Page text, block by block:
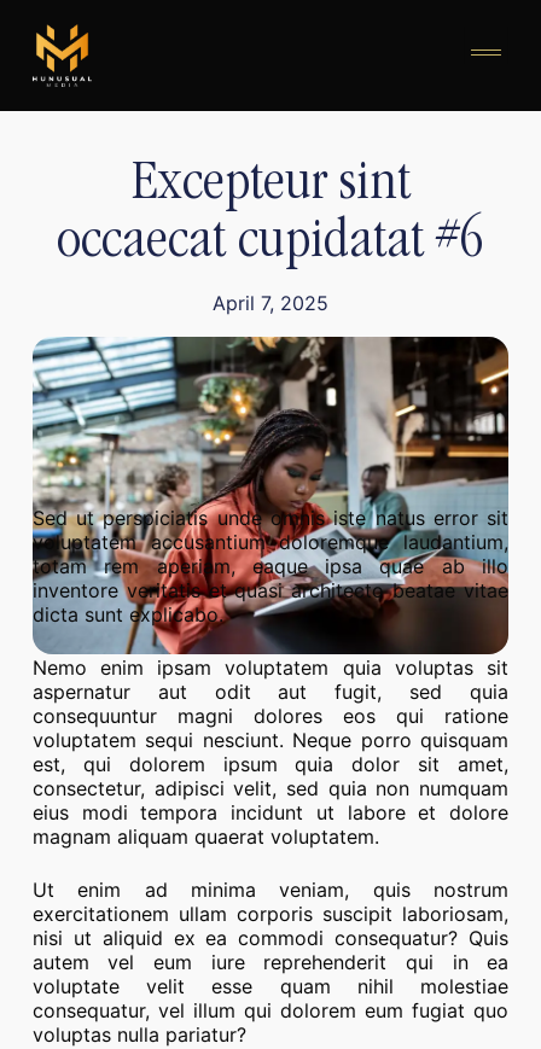
Excepteur sint
occaecat cupidatat #6
April 7, 2025
Sed ut perspiciatis unde omnis iste natus error sit
voluptatem accusantium doloremque laudantium,
totam rem aperiam, eaque ipsa quae ab illo
inventore veritatis et quasi architecto beatae vitae
dicta sunt explicabo.
Nemo enim ipsam voluptatem quia voluptas sit
aspernatur aut odit aut fugit, sed quia
consequuntur magni dolores eos qui ratione
voluptatem sequi nesciunt. Neque porro quisquam
est, qui dolorem ipsum quia dolor sit amet,
consectetur, adipisci velit, sed quia non numquam
eius modi tempora incidunt ut labore et dolore
magnam aliquam quaerat voluptatem.
Ut enim ad minima veniam, quis nostrum
exercitationem ullam corporis suscipit laboriosam,
nisi ut aliquid ex ea commodi consequatur? Quis
autem vel eum iure reprehenderit qui in ea
voluptate velit esse quam nihil molestiae
consequatur, vel illum qui dolorem eum fugiat quo
voluptas nulla pariatur?